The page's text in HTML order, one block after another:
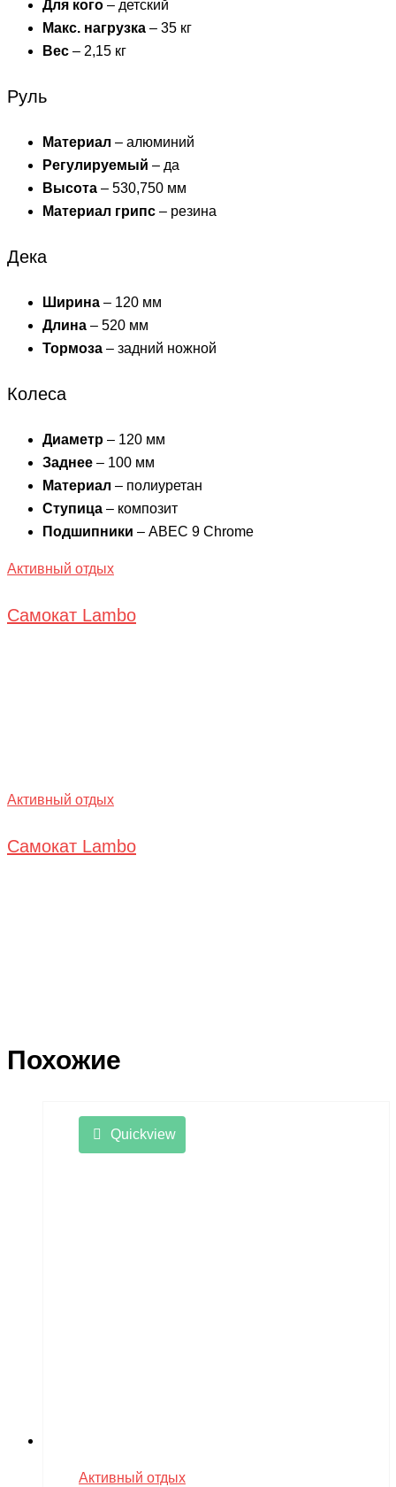
Для кого – детский
Макс. нагрузка – 35 кг
Вес – 2,15 кг
Руль
Материал – алюминий
Регулируемый – да
Высота – 530,750 мм
Материал грипс – резина
Дека
Ширина – 120 мм
Длина – 520 мм
Тормоза – задний ножной
Колеса
Диаметр – 120 мм
Заднее – 100 мм
Материал – полиуретан
Ступица – композит
Подшипники – ABEC 9 Chrome
Активный отдых
Самокат Lambo
Активный отдых
Самокат Lambo
Похожие
Quickview
Активный отдых